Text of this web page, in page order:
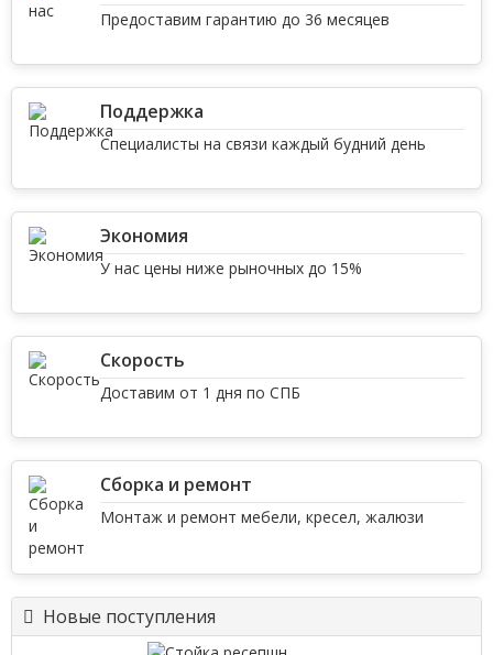
Предоставим гарантию до 36 месяцев
Поддержка
Специалисты на связи каждый будний день
Экономия
У нас цены ниже рыночных до 15%
Скорость
Доставим от 1 дня по СПБ
Сборка и ремонт
Монтаж и ремонт мебели, кресел, жалюзи
Новые поступления